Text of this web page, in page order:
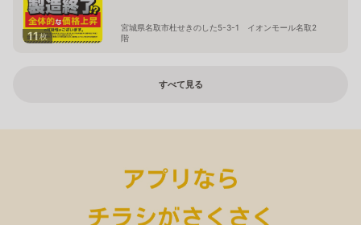
11枚
宮城県名取市杜せきのした5-3-1 イオンモール名取2
階
すべて見る